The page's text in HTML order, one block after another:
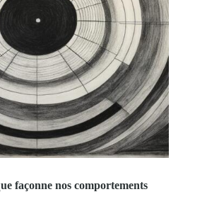
façonne nos comportements